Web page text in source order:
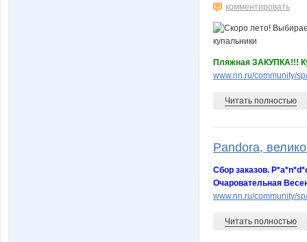
комментировать
Пляжная ЗАКУПКА!!!
www.nn.ru/community/
Читать полностью
Pandora,
Сбор заказов.
Очаровательная
www.nn.ru/community/
Читать полностью